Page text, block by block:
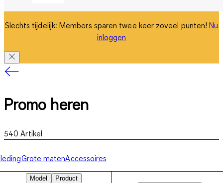
Slechts tijdelijk: Members sparen twee keer zoveel punten!Nu
inloggen
Promo heren
540 Artikel
Grote matenAccessoires
Model
Product